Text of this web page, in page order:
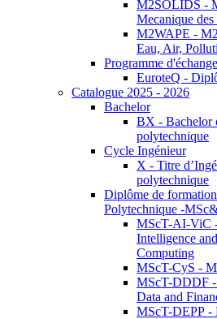
M2SOLIDS -
Mecanique des
M2WAPE -
Eau, Air,
Programme d'échange
EuroteQ -
Catalogue 2025 - 2026
Bachelor
BX - Bachelor
polytechnique
Cycle Ingénieur
X - Titre
polytechnique
Diplôme de
Polytechnique -
MScT-AI-ViC
Intelligence
Computing
MScT-CyS -
MScT-DDDF
Data and
MScT-DEPP -